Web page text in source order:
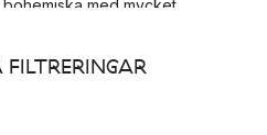
med mycket
former för att du ska ska få